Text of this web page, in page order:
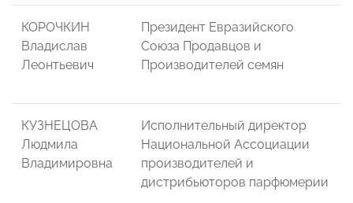
КОРОЧКИН
Владислав
Леонтьевич
Президент Евразийского
Союза Продавцов и
Производителей семян
КУЗНЕЦОВА
Людмила
Владимировна
Исполнительный директор
Национальной Ассоциации
производителей и
дистрибьюторов парфюмерии